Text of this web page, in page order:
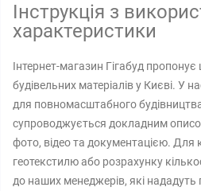
Інструкція з
характеристики
Інтернет-магазин Гігабуд
будівельних матеріалів у Києві. У
для повномасштабного
супроводжується докладним
фото, відео та документацією. Для
геотекстилю або розрахунку
до наших менеджерів, які нададуть